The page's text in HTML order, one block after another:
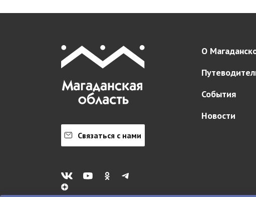
Связаться с нами
О
События
Новости